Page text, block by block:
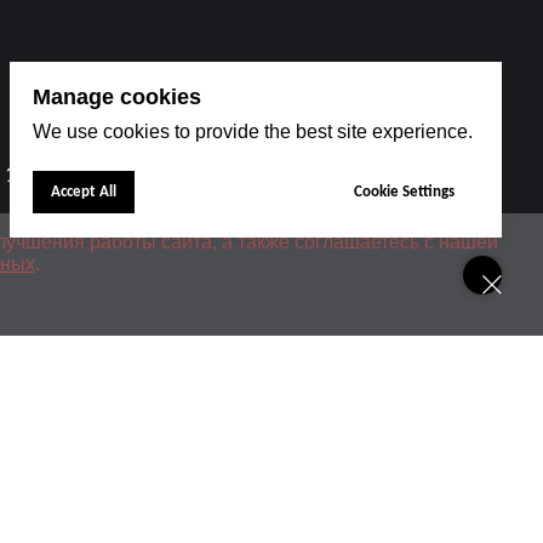
работы сайта, а также соглашаетесь с нашей
.
Manage cookies
We use cookies to provide the best site experience.
Accept All Cookie Settings